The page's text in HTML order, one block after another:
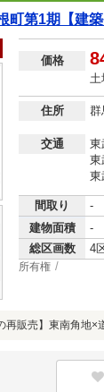
町第1期【建築
価格
土
住所 群
交通
東
東
東
間取り
-
建物面積
-
総区画数
4
所有権
再販売】東南角地